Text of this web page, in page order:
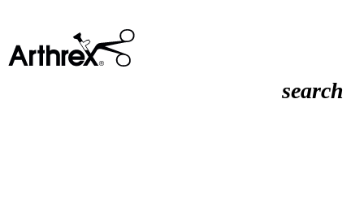
search